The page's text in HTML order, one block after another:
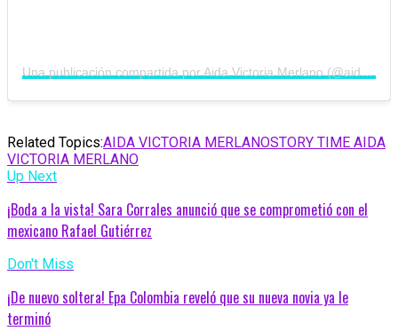
Related Topics:AIDA VICTORIA MERLANOSTORY TIME AIDA
VICTORIA MERLANO
Up Next
¡Boda a la vista! Sara Corrales anunció que se comprometió con el
mexicano Rafael Gutiérrez
Don't Miss
¡De nuevo soltera! Epa Colombia reveló que su nueva novia ya le
terminó